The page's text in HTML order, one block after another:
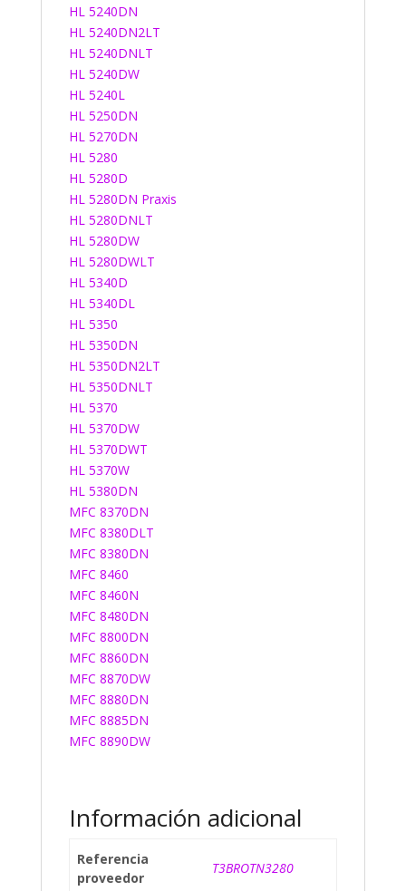
HL 5240DN
HL 5240DN2LT
HL 5240DNLT
HL 5240DW
HL 5240L
HL 5250DN
HL 5270DN
HL 5280
HL 5280D
HL 5280DN Praxis
HL 5280DNLT
HL 5280DW
HL 5280DWLT
HL 5340D
HL 5340DL
HL 5350
HL 5350DN
HL 5350DN2LT
HL 5350DNLT
HL 5370
HL 5370DW
HL 5370DWT
HL 5370W
HL 5380DN
MFC 8370DN
MFC 8380DLT
MFC 8380DN
MFC 8460
MFC 8460N
MFC 8480DN
MFC 8800DN
MFC 8860DN
MFC 8870DW
MFC 8880DN
MFC 8885DN
MFC 8890DW
Información adicional
Referencia
proveedor
T3BROTN3280